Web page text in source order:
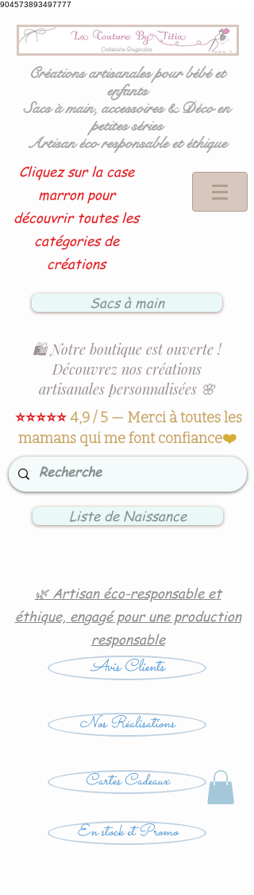
904573893497777
Créations artisanales pour bébé et
enfants
Sacs à main, accessoires & Déco en
petites séries
Artisan éco responsable et éthique
Cliquez sur la case
marron pour
découvrir toutes les
catégories de
créations
Sacs à main
🛍️ Notre boutique est ouverte !
Découvrez nos créations
artisanales personnalisées 🌸
⭐⭐⭐⭐⭐4,9 / 5 — Merci à toutes les
mamans qui me font confiance❤️
Liste de Naissance
🌿 Artisan éco-responsable et
éthique, engagé pour une production
responsable
Avis Clients
Nos Réalisations
Cartes Cadeaux
En stock et Promo